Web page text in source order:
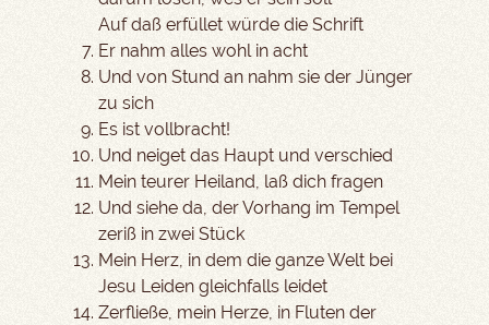
Auf daß erfüllet würde die Schrift
Er nahm alles wohl in acht
Und von Stund an nahm sie der Jünger
zu sich
Es ist vollbracht!
Und neiget das Haupt und verschied
Mein teurer Heiland, laß dich fragen
Und siehe da, der Vorhang im Tempel
zeriß in zwei Stück
Mein Herz, in dem die ganze Welt bei
Jesu Leiden gleichfalls leidet
Zerfließe, mein Herze, in Fluten der